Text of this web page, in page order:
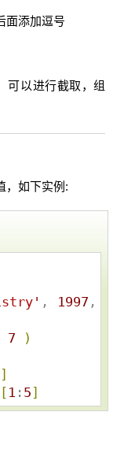
面添加逗号
可以进行截取，组
，如下实例:
' , 1997
7 )
]
[ 1 : 5]